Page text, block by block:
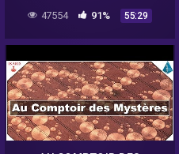
47554 91% 55:29